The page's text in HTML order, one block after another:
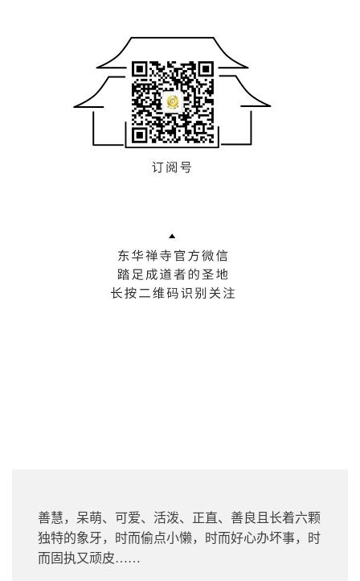
善慧，呆萌、可爱、活泼、正直、善良且长着六颗
独特的象牙，时而偷点小懒，时而好心办坏事，时
而固执又顽皮……